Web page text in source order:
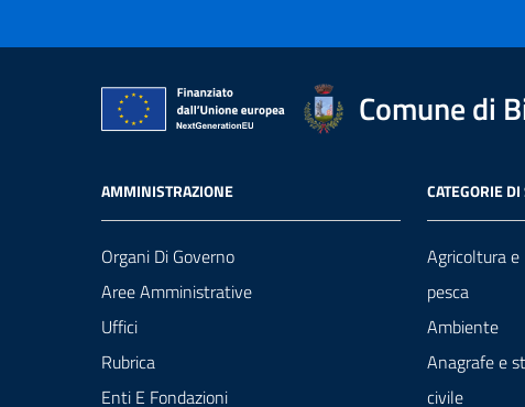
Comune di
AMMINISTRAZIONE
Organi Di Governo
Aree Amministrative
Uffici
Rubrica
Enti E Fondazioni
CATEGORIE
Agricoltura e
pesca
Ambiente
Anagrafe e
civile